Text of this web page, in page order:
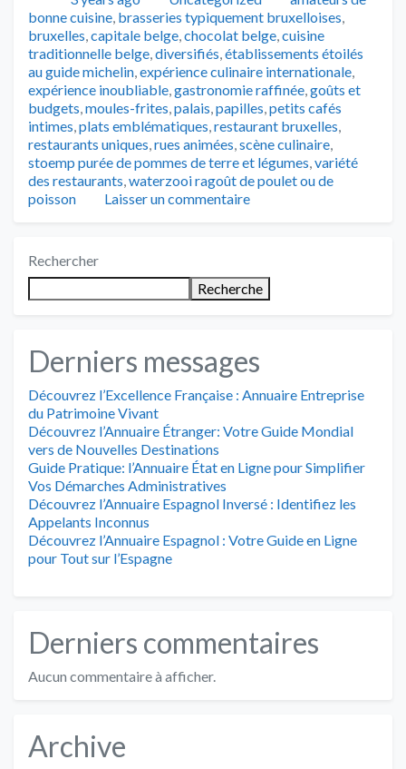
bonne cuisine, brasseries typiquement bruxelloises,
bruxelles,capitale belge,chocolat belge,cuisine
traditionnelle belge,diversifiés,établissements étoilés
au guide michelin,expérience culinaire internationale,
expérience inoubliable,gastronomie raffinée,goûts et
budgets,moules-frites,palais,papilles,petits cafés
intimes,plats emblématiques,restaurant bruxelles,
restaurants uniques,rues animées,scène culinaire,
stoemp purée de pommes de terre et légumes,variété
des restaurants,waterzooi ragoût de poulet ou de
poisson
Laisser un commentaire
Rechercher
Recherche
Derniers messages
Découvrez l’Excellence Française : Annuaire Entreprise
du Patrimoine Vivant
Découvrez l’Annuaire Étranger: Votre Guide Mondial
vers de Nouvelles Destinations
Guide Pratique: l’Annuaire État en Ligne pour Simplifier
Vos Démarches Administratives
Découvrez l’Annuaire Espagnol Inversé : Identifiez les
Appelants Inconnus
Découvrez l’Annuaire Espagnol : Votre Guide en Ligne
pour Tout sur l’Espagne
Derniers commentaires
Aucun commentaire à afficher.
Archive